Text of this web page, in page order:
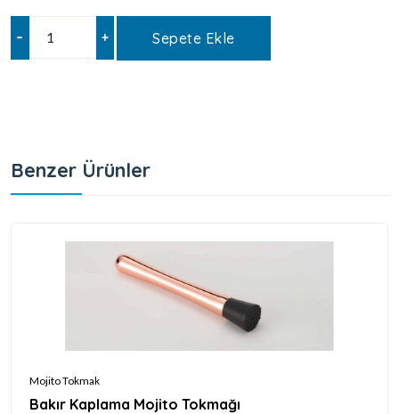
– + Sepete Ekle
Benzer Ürünler
Mojito Tokmak
Bakır Kaplama Mojito Tokmağı